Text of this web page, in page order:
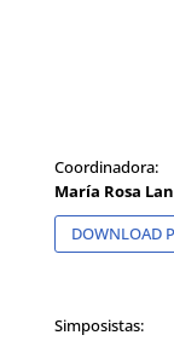
Coordinadora:
María Rosa
DOWNLOAD
Simposistas: